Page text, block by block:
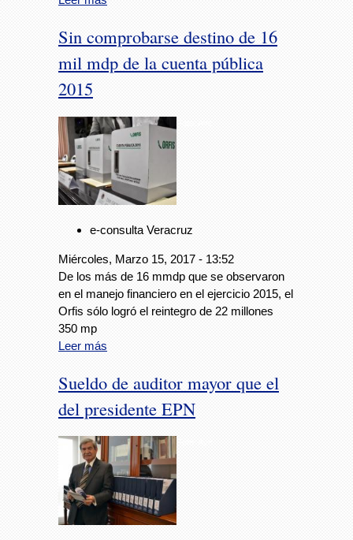
Sin comprobarse destino de 16
mil mdp de la cuenta pública
2015
e-consulta Veracruz
Miércoles, Marzo 15, 2017 - 13:52
De los más de 16 mmdp que se observaron
en el manejo financiero en el ejercicio 2015, el
Orfis sólo logró el reintegro de 22 millones
350 mp
Leer más
Sueldo de auditor mayor que el
del presidente EPN